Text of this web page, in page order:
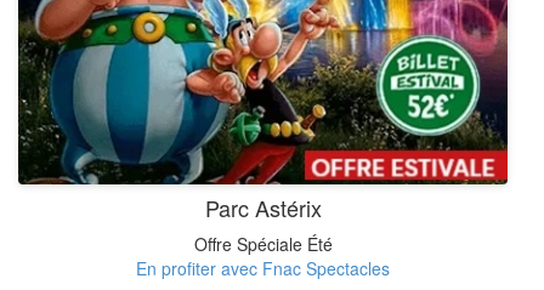
Parc Astérix
Offre Spéciale Été
En profiter avec Fnac Spectacles